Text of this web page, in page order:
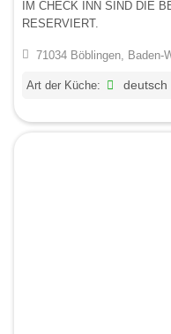
IM CHECK INN SIND DIE
RESERVIERT.
71034 Böblingen, Baden-
Art der Küche: deutsch